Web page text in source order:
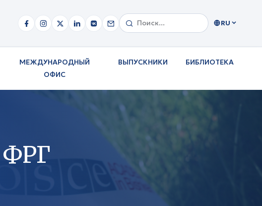
RU
МЕЖДУНАРОДНЫЙ
ОФИС
ВЫПУСКНИКИ БИБЛИОТЕКА
ФРГ